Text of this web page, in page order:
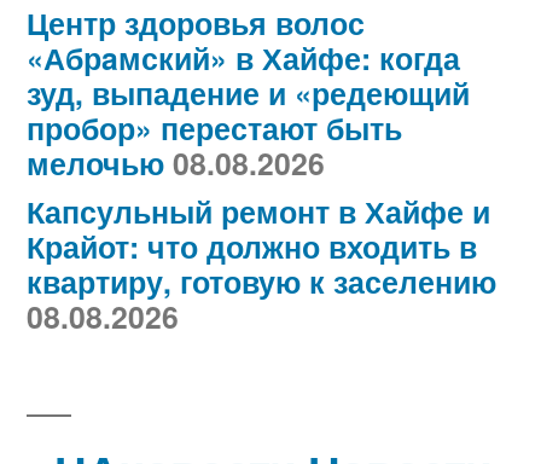
Центр здоровья волос
«Абрaмский» в Хайфе: когда
зуд, выпадение и «редеющий
пробор» перестают быть
мелочью08.08.2026
Капсульный ремонт в Хайфе и
Крайот: что должно входить в
квартиру, готовую к заселению
08.08.2026